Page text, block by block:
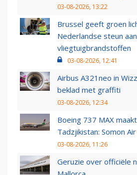
03-08-2026, 13:22
Brussel geeft groen
Nederlandse steun
vliegtuigbrandstoffen
03-08-2026, 12:41
Airbus A321neo in
beklad met graffiti
03-08-2026, 12:34
Boeing 737 MAX
Tadzjikistan: Somon
03-08-2026, 11:26
Geruzie over officiële